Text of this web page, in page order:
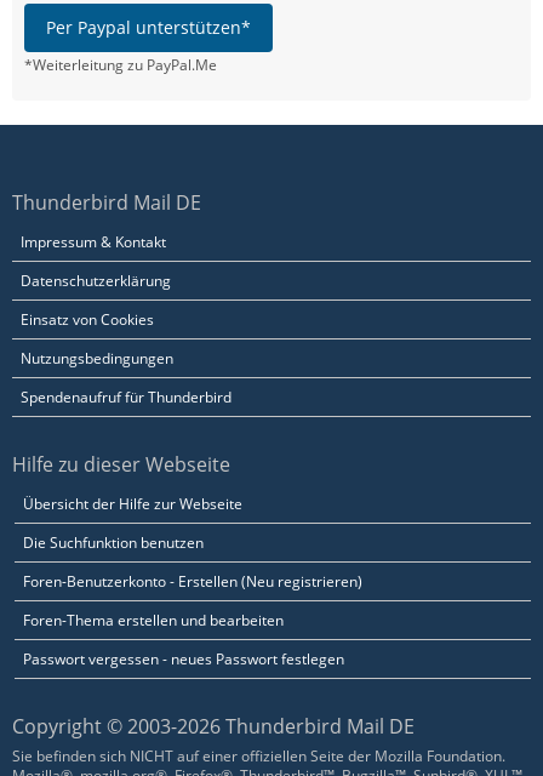
Per Paypal unterstützen*
*Weiterleitung zu PayPal.Me
Thunderbird Mail DE
Impressum & Kontakt
Datenschutzerklärung
Einsatz von Cookies
Nutzungsbedingungen
Spendenaufruf für Thunderbird
Hilfe zu dieser Webseite
Übersicht der Hilfe zur Webseite
Die Suchfunktion benutzen
Foren-Benutzerkonto - Erstellen (Neu registrieren)
Foren-Thema erstellen und bearbeiten
Passwort vergessen - neues Passwort festlegen
Copyright © 2003-2026 Thunderbird Mail DE
Sie befinden sich NICHT auf einer offiziellen Seite der Mozilla Foundation.